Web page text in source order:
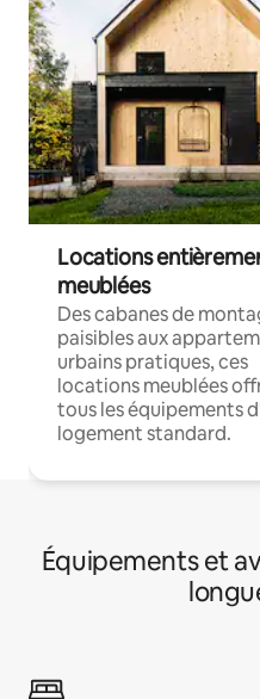
Locations
meublées
Des cabanes de
paisibles aux
urbains pratiques, ces
locations meublées
tous les équipements
logement standard.
Équipements et